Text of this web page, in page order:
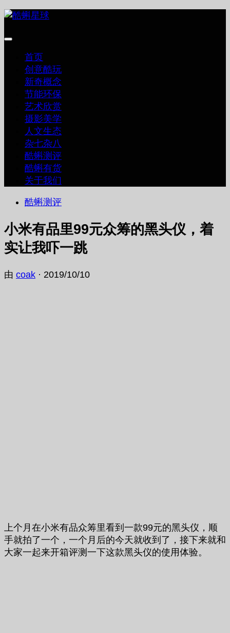
跳
内
首页
创意酷玩
新奇概念
节能环保
艺术欣赏
摄影美学
人文生态
杂七杂八
酷蝌测评
酷蝌有货
关于我们
酷蝌测评
小米有品里99元众筹的黑头仪，着
实让我吓一跳
由 coak · 2019/10/10
上个月在小米有品众筹里看到一款99元的黑头仪，顺
手就拍了一个，一个月后的今天就收到了，接下来就和
大家一起来开箱评测一下这款黑头仪的使用体验。